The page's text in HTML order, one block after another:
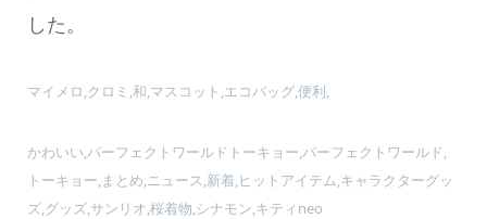
した。
マイメロ,クロミ,和,マスコット,エコバッグ,便利,
かわいい,パーフェクトワールドトーキョー,パーフェクトワールド,
トーキョー,まとめ,ニュース,新着,ヒットアイテム,キャラクターグッ
ズ,グッズ,サンリオ,桜着物,シナモン,キティneo